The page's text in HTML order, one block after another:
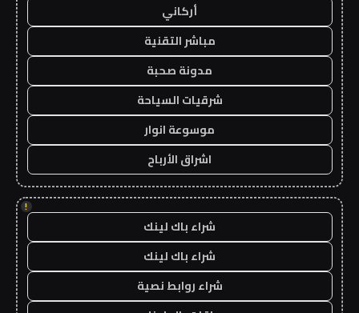
أركاني
مباشر التقنية
مدونة صحبة
شرقيات السياحة
موسوعة انوار
اشراق الأرباح
!
شراء باك لينك
شراء باك لينك
شراء روابط نصية